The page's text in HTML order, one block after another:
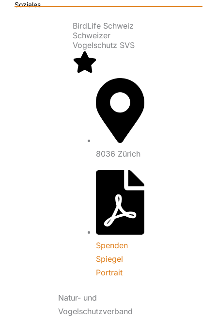
Soziales
BirdLife Schweiz
Schweizer
Vogelschutz SVS
8036 Zürich
Spenden
Spiegel
Portrait
Natur- und
Vogelschutzverband